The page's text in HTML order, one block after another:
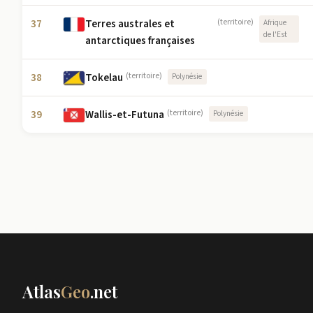
37
Terres australes et
antarctiques françaises
(territoire)
Afrique
de l'Est
38 Tokelau (territoire) Polynésie
39 Wallis-et-Futuna (territoire) Polynésie
AtlasGeo.net